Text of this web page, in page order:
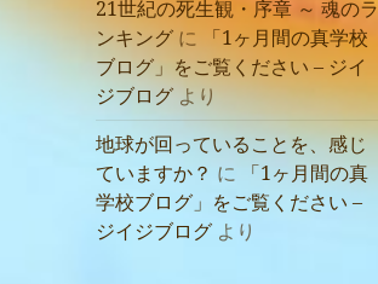
21世紀の死生観・序章 ～ 魂のラ
ンキング に
「1ヶ月間の真学校
ブログ」をご覧ください – ジイ
ジブログより
地球が回っていることを、感じ
ていますか？ に
「1ヶ月間の真
学校ブログ」をご覧ください –
ジイジブログ より